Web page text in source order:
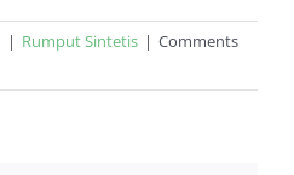
| Rumput Sintetis | Comments